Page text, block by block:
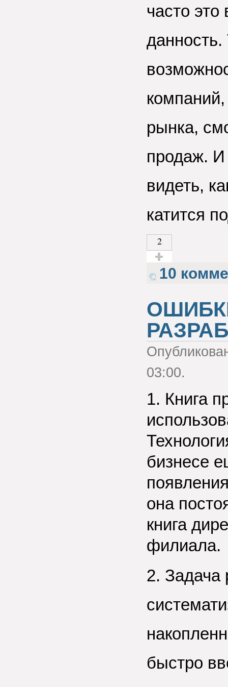
часто это
рынка,
продаж. И
видеть,
катится
2
Голос за!
10
03:00.
1. Книга
бизнесе
она
книга
филиала.
2. Задача
быстро